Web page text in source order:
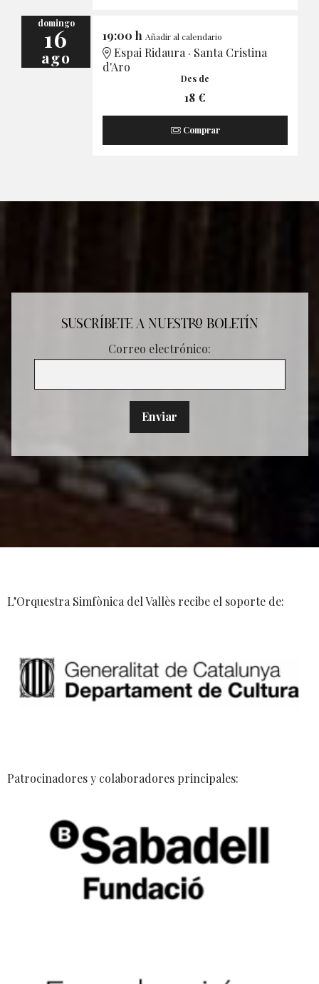
domingo
16
ago
19:00 h Añadir al calendario
Espai Ridaura · Santa Cristina
d'Aro
Des de
18 €
Comprar
SUSCRÍBETE A NUESTRO BOLETÍN
Correo electrónico:
L’Orquestra Simfònica del Vallès recibe el soporte de:
Patrocinadores y colaboradores principales: